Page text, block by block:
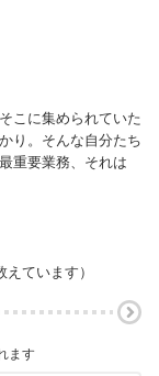
こに集められていた
り。そんな自分たち
重要業務、それは
ています）
ます